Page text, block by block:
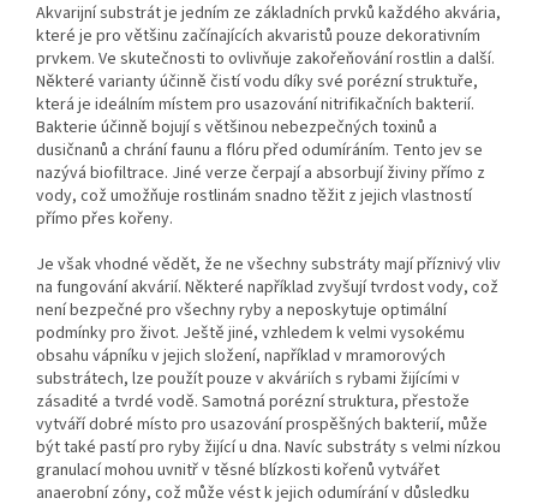
Akvarijní substrát je jedním ze základních prvků každého akvária,
které je pro většinu začínajících akvaristů pouze dekorativním
prvkem. Ve skutečnosti to ovlivňuje zakořeňování rostlin a další.
Některé varianty účinně čistí vodu díky své porézní struktuře,
která je ideálním místem pro usazování nitrifikačních bakterií.
Bakterie účinně bojují s většinou nebezpečných toxinů a
dusičnanů a chrání faunu a flóru před odumíráním. Tento jev se
nazývá biofiltrace. Jiné verze čerpají a absorbují živiny přímo z
vody, což umožňuje rostlinám snadno těžit z jejich vlastností
přímo přes kořeny.
Je však vhodné vědět, že ne všechny substráty mají příznivý vliv
na fungování akvárií. Některé například zvyšují tvrdost vody, což
není bezpečné pro všechny ryby a neposkytuje optimální
podmínky pro život. Ještě jiné, vzhledem k velmi vysokému
obsahu vápníku v jejich složení, například v mramorových
substrátech, lze použít pouze v akváriích s rybami žijícími v
zásadité a tvrdé vodě. Samotná porézní struktura, přestože
vytváří dobré místo pro usazování prospěšných bakterií, může
být také pastí pro ryby žijící u dna. Navíc substráty s velmi nízkou
granulací mohou uvnitř v těsné blízkosti kořenů vytvářet
anaerobní zóny, což může vést k jejich odumírání v důsledku